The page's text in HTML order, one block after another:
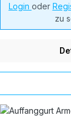
Login oder
zu